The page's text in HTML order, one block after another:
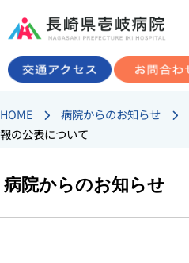
コ
ン
テ
ツ
へ
キ
プ
HOME 病院からのお知らせ
報の公表について
病院からのお知らせ